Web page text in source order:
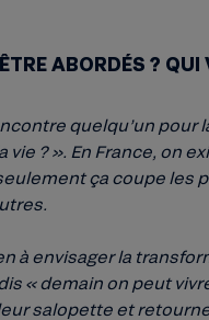
ABORDÉS ? QUI
quelqu’un
vie ? ». En France, on
ça coupe les
à envisager la
« demain on peut
salopette et